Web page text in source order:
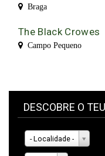
Braga
The Black Crowes
Campo Pequeno
DESCOBRE O
- Localidade -